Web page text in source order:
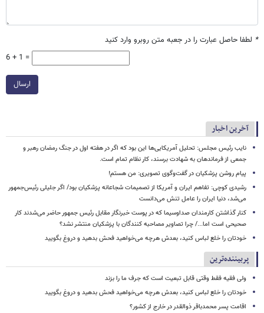
* لطفا حاصل عبارت را در جعبه متن روبرو وارد کنید
6 + 1 =
ارسال
آخرین اخبار
نایب رئیس مجلس: تحلیل آمریکایی‌ها این بود که اگر در هفته اول در جنگ رمضان رهبر و
جمعی از فرماندهان به شهادت برسند، کار نظام تمام است.
پیام روشن پزشکیان در گفت‌وگوی تصویری: من هستم!
رشیدی کوچی: تفاهم ایران و آمریکا از تصمیمات شجاعانه پزشکیان بود/ اگر جلیلی رئیس‌جمهور
می‌شد، دنیا ایران را عامل تنش می‌دانست
کنار گذاشتن کارمندان صداوسیما که در پوست خبرنگار مقابل رئیس جمهور حاضر می‌شدند کار
صحیحی است اما.../ چرا تصاویر مصاحبه کنندگان با پزشکیان منتشر نشد؟
خودتان را خلع لباس کنید، بعدش هرچه می‌خواهید فحش بدهید و دروغ بگویید
پربیننده‌ترین
ولی فقیه فقط وقتی قابل تبعیت است که جرف ما را بزند
خودتان را خلع لباس کنید، بعدش هرچه می‌خواهید فحش بدهید و دروغ بگویید
اقامت پسر محمدباقر ذوالقدر در خارج از کشور؟